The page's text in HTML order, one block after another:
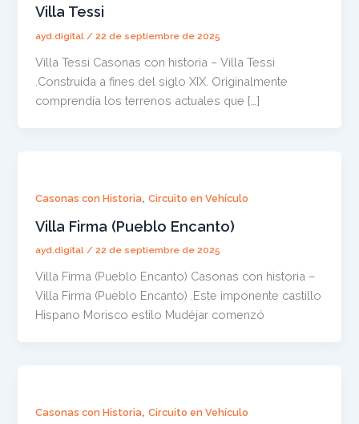
Villa Tessi
ayd.digital/22 de septiembre de 2025
Villa Tessi Casonas con historia – Villa Tessi
.Construida a fines del siglo XIX. Originalmente
comprendía los terrenos actuales que […]
Casonas con Historia,Circuito en Vehículo
Villa Firma (Pueblo Encanto)
ayd.digital/22 de septiembre de 2025
Villa Firma (Pueblo Encanto) Casonas con historia –
Villa Firma (Pueblo Encanto) .Este imponente castillo
Hispano Morisco estilo Mudéjar comenzó
Casonas con Historia,Circuito en Vehículo